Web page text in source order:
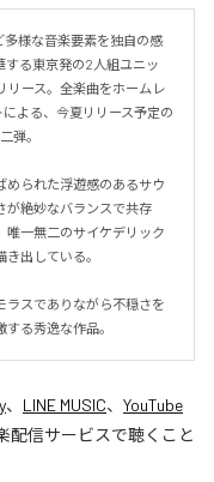
多様な音楽要素を独自の感
する東京発の2人組ユニッ
リース。全楽曲をホームレ
よる、今夏リリース予定の
弾。
められた浮遊感のあるサウ
が絶妙なバランスで共存
唯一無二のサイケデリック
出している。
ラスでありながら不穏さを
る秀逸な作品。
、 LINE MUSIC、 YouTube
配信サービスで聴くこと